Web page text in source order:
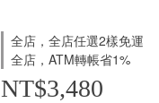
全店，全店任選2樣免運
全店，ATM轉帳省1%
NT$3,480